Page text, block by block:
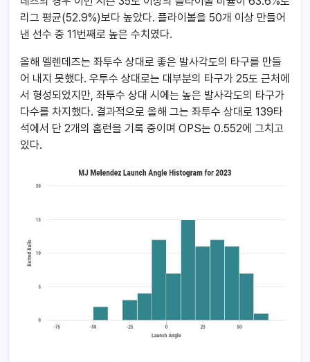
리그 평균(52.9%)보다 높았다. 플라이볼을 50개 이상 만들어
낸 선수 중 11번째로 높은 수치였다.
올해 멜렌데즈는 좌투수 상대로 좋은 발사각도의 타구를 만들
어 내지 못했다. 우투수 상대로는 대부분의 타구가 25도 근처에
서 형성되었지만, 좌투수 상대 시에는 높은 발사각도의 타구가
다수를 차지했다. 결과적으로 올해 그는 좌투수 상대로 139타
석에서 단 2개의 홈런을 기록 중이며 OPS는 0.552에 그치고
있다.